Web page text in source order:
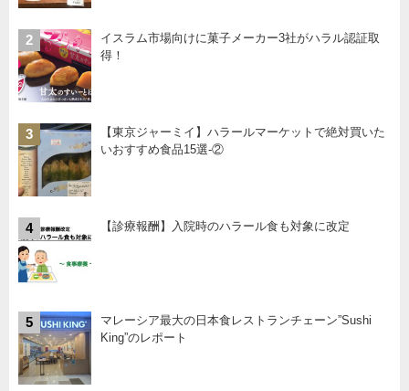
2
イスラム市場向けに菓子メーカー3社がハラル認証取
得！
3
【東京ジャーミイ】ハラールマーケットで絶対買いた
いおすすめ食品15選-②
4 【診療報酬】入院時のハラール食も対象に改定
5
マレーシア最大の日本食レストランチェーン”Sushi
King”のレポート